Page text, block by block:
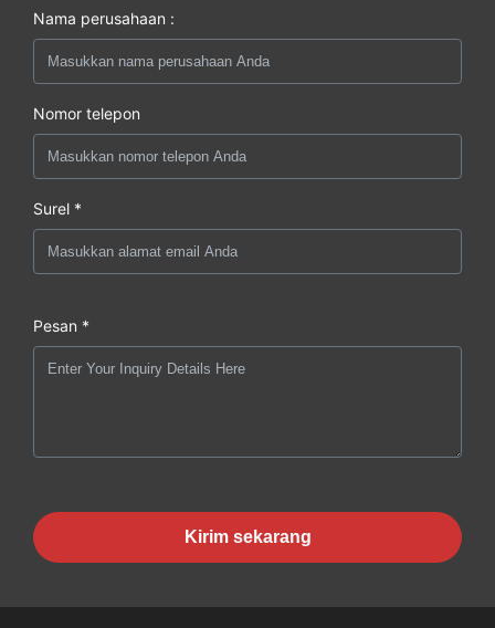
Nama perusahaan :
Nomor telepon
Surel *
Pesan *
Kirim sekarang